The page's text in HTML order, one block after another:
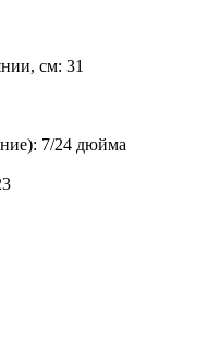
см: 31
7/24 дюйма